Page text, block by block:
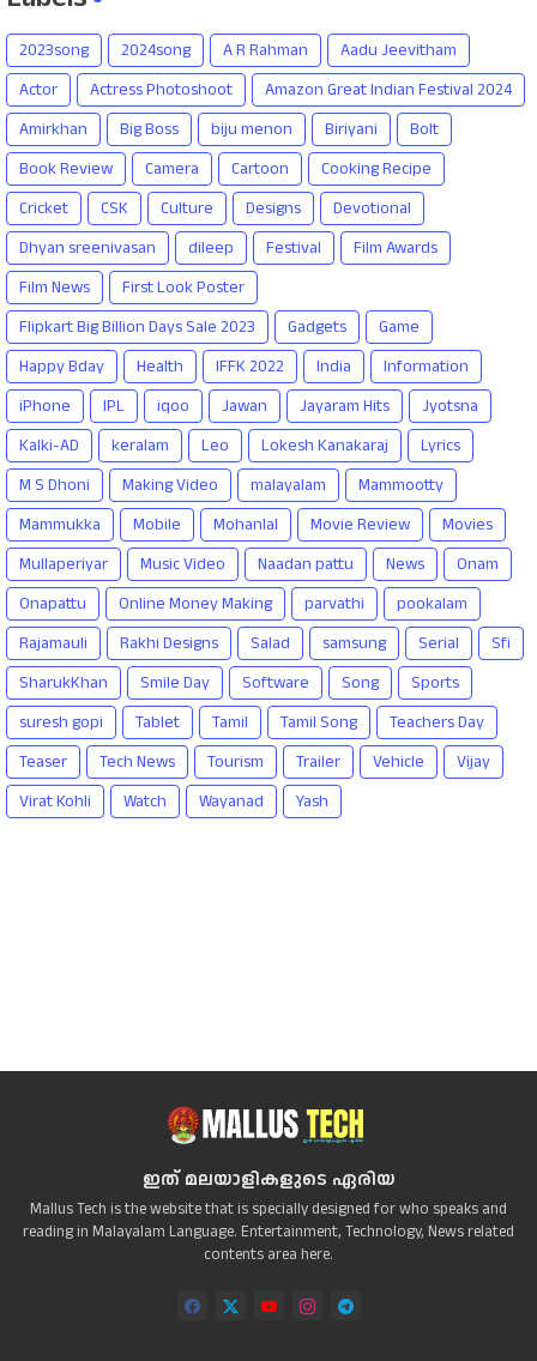
2023song 2024song A R Rahman
Aadu Jeevitham
Actor
Actress Photoshoot
Amazon Great Indian Festival 2024
Amirkhan
Big Boss biju menon Biriyani
Bolt
Book Review
Camera Cartoon
Cooking Recipe
Cricket
CSK Culture Designs
Devotional
Dhyan sreenivasan
dileep Festival
Film Awards
Film News
First Look Poster
Flipkart Big Billion Days Sale 2023
Gadgets
Game
Happy Bday
Health IFFK 2022 India
Information
iPhone
IPL iqoo Jawan Jayaram Hits
Jyotsna
Kalki-AD
keralam Leo Lokesh Kanakaraj
Lyrics
M S Dhoni
Making Video malayalam
Mammootty
Mammukka
Mobile Mohanlal Movie Review
Movies
Mullaperiyar
Music Video Naadan pattu News
Onam
Onapattu
Online Money Making parvathi
pookalam
Rajamauli
Rakhi Designs Salad samsung Serial
Sfi
SharukKhan
Smile Day Software Song
Sports
suresh gopi
Tablet Tamil Tamil Song
Teachers Day
Teaser
Tech News Tourism Trailer Vehicle
Vijay
Virat Kohli
Watch Wayanad Yash
ഇത് മലയാളികളുടെ ഏരിയ
Mallus Tech is the website that is specially designed for who speaks and
reading in Malayalam Language. Entertainment, Technology, News related
contents area here.